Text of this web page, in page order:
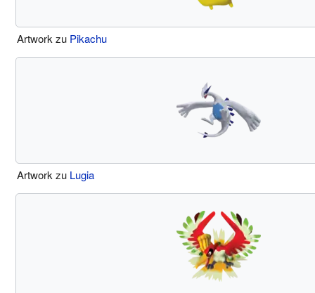
Artwork zu Pikachu
Artwork zu Lugia